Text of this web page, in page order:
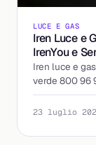
LUCE E GAS
Iren Luce e
IrenYou e
Iren luce e
verde 800 96
chat 24 ore su
23 luglio